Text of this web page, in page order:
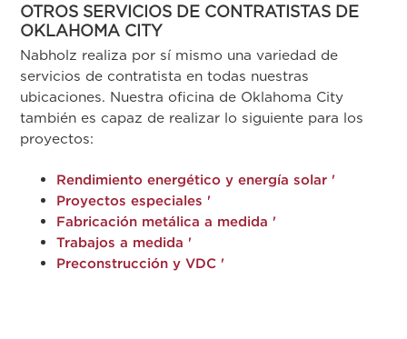
OTROS SERVICIOS DE CONTRATISTAS DE
OKLAHOMA CITY
Nabholz realiza por sí mismo una variedad de
servicios de contratista en todas nuestras
ubicaciones. Nuestra oficina de Oklahoma City
también es capaz de realizar lo siguiente para los
proyectos:
Rendimiento energético y energía solar '
Proyectos especiales '
Fabricación metálica a medida '
Trabajos a medida '
Preconstrucción y VDC '